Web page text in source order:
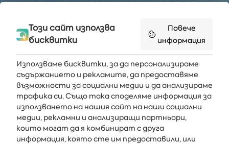
Получавайте последните новини и оферти направо във
вашата пощенска кутия
АБОНИРАЙ СЕ
Този сайт използва
бисквитки
Повече
информация
Използваме бисквитки, за да персонализираме
съдържанието и рекламите, да предоставяме
възможности за социални медии и да анализираме
трафика си. Също така споделяме информация за
използването на нашия сайт на наши социални
медии, рекламни и анализиращи партньори,
които могат да я комбинират с друга
информация, която сте им предоставили, или